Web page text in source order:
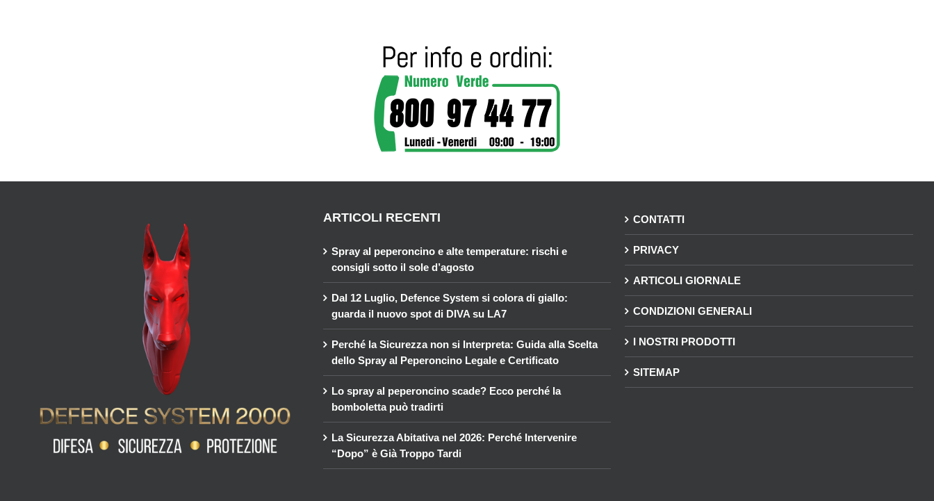
ARTICOLI RECENTI
Spray al peperoncino e alte temperature: rischi e
consigli sotto il sole d’agosto
Dal 12 Luglio, Defence System si colora di giallo:
guarda il nuovo spot di DIVA su LA7
Perché la Sicurezza non si Interpreta: Guida alla Scelta
dello Spray al Peperoncino Legale e Certificato
Lo spray al peperoncino scade? Ecco perché la
bomboletta può tradirti
La Sicurezza Abitativa nel 2026: Perché Intervenire
“Dopo” è Già Troppo Tardi
CONTATTI
PRIVACY
ARTICOLI GIORNALE
CONDIZIONI GENERALI
I NOSTRI PRODOTTI
SITEMAP